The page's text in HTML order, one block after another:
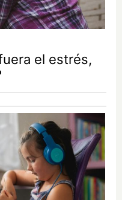
el estrés,